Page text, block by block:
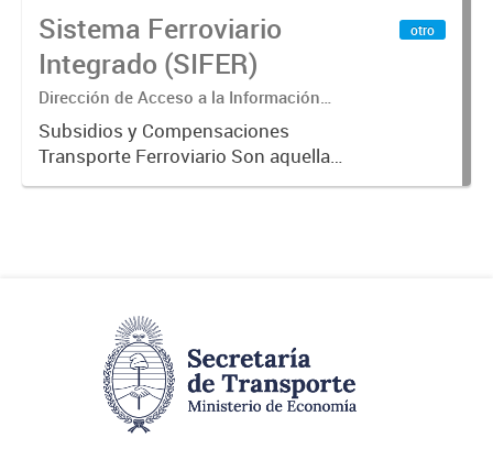
Sistema Ferroviario
Integrado (SIFER)
Dirección de Acceso a la Información
Pública y Transparencia
Subsidios y Compensaciones
Transporte Ferroviario Son aquellas
transferencias realizadas por la
otro